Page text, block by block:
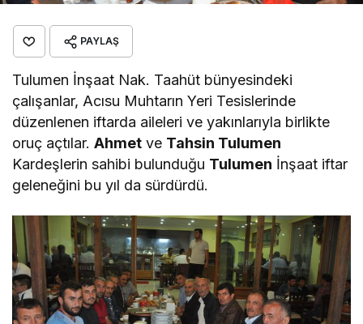
PAYLAŞ
Tulumen İnşaat Nak. Taahüt bünyesindeki
çalışanlar, Acısu Muhtarın Yeri Tesislerinde
düzenlenen iftarda aileleri ve yakınlarıyla birlikte
oruç açtılar.Ahmet ve Tahsin Tulumen
Kardeşlerin sahibi bulunduğu Tulumen İnşaat iftar
geleneğini bu yıl da sürdürdü.